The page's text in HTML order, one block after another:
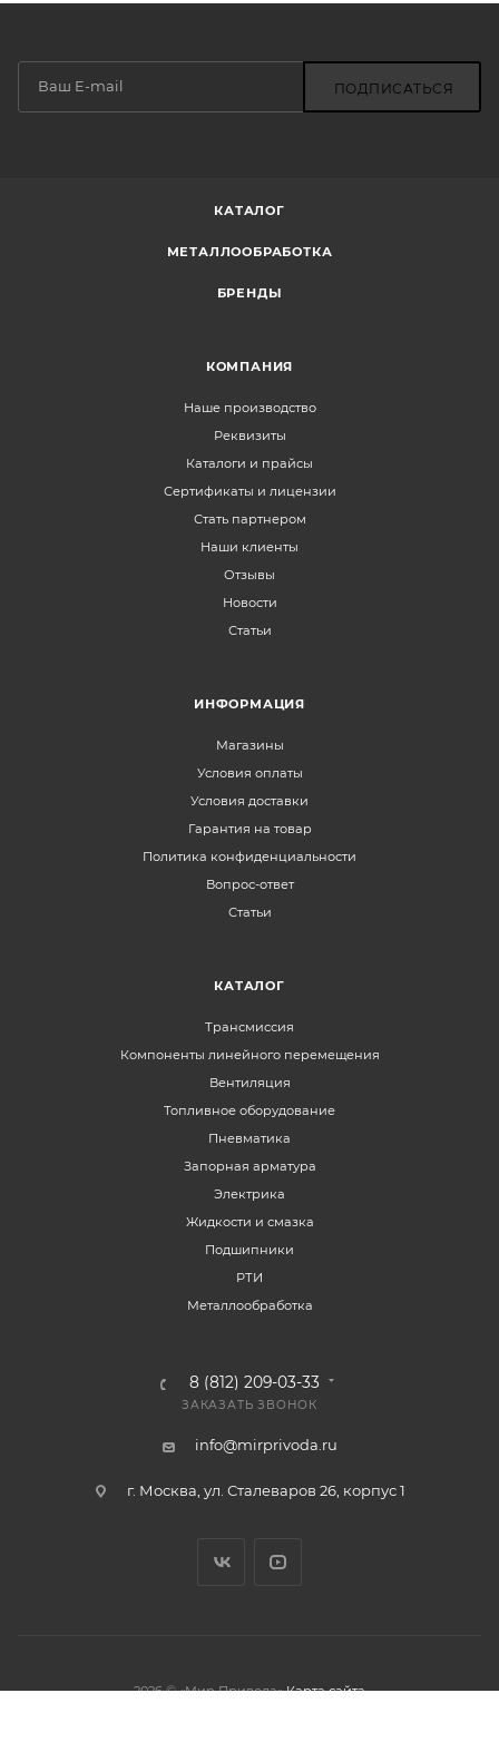
ПОДПИСАТЬСЯ
КАТАЛОГ
МЕТАЛЛООБРАБОТКА
БРЕНДЫ
КОМПАНИЯ
Наше производство
Реквизиты
Каталоги и прайсы
Сертификаты и лицензии
Стать партнером
Наши клиенты
Отзывы
Новости
Статьи
ИНФОРМАЦИЯ
Магазины
Условия оплаты
Условия доставки
Гарантия на товар
Политика конфиденциальности
Вопрос-ответ
Статьи
КАТАЛОГ
Трансмиссия
Компоненты линейного перемещения
Вентиляция
Топливное оборудование
Пневматика
Запорная арматура
Электрика
Жидкости и смазка
Подшипники
РТИ
Металлообработка
8 (812) 209-03-33
ЗАКАЗАТЬ ЗВОНОК
info@mirprivoda.ru
г. Москва, ул. Сталеваров 26, корпус 1
2026 © «Мир Привода» Карта сайта